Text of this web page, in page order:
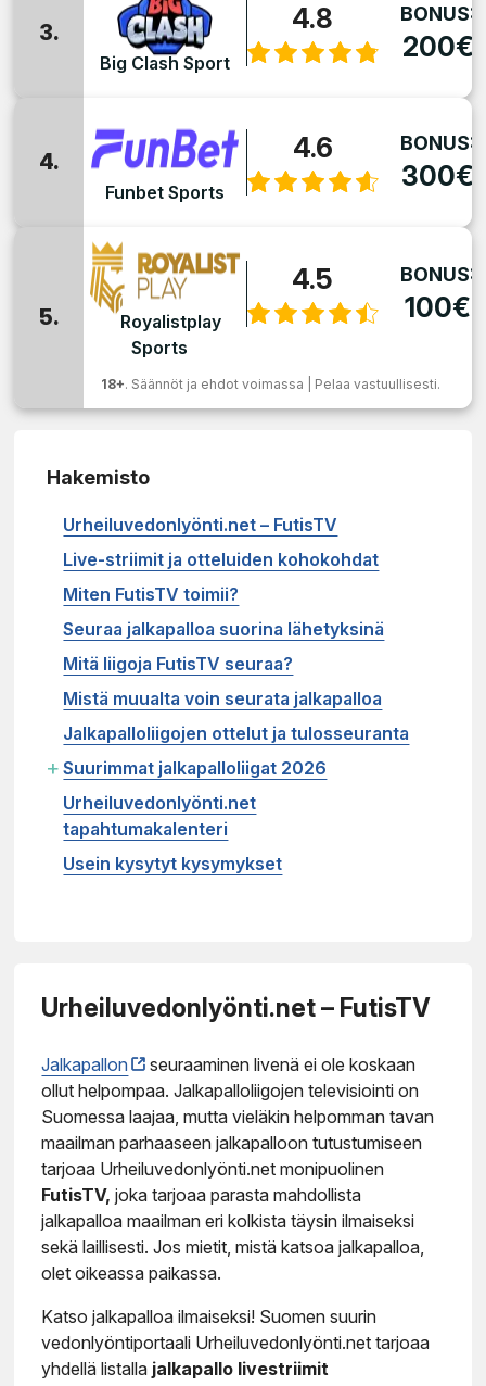
3.
Big Clash Sport
4.8 BONUS:
200€
4.
Funbet Sports
4.6 BONUS:
300€
5.
Royalistplay
Sports
4.5 BONUS:
100€
18+. Säännöt ja ehdot voimassa | Pelaa vastuullisesti.
Hakemisto
Urheiluvedonlyönti.net – FutisTV
Live-striimit ja otteluiden kohokohdat
Miten FutisTV toimii?
Seuraa jalkapalloa suorina lähetyksinä
Mitä liigoja FutisTV seuraa?
Mistä muualta voin seurata jalkapalloa
Jalkapalloliigojen ottelut ja tulosseuranta
+ Suurimmat jalkapalloliigat 2026
Urheiluvedonlyönti.net
tapahtumakalenteri
Usein kysytyt kysymykset
Urheiluvedonlyönti.net – FutisTV
Jalkapallon
seuraaminen livenä ei ole koskaan
ollut helpompaa. Jalkapalloliigojen televisiointi on
Suomessa laajaa, mutta vieläkin helpomman tavan
maailman parhaaseen jalkapalloon tutustumiseen
tarjoaa Urheiluvedonlyönti.net monipuolinen
FutisTV,joka tarjoaa parasta mahdollista
jalkapalloa maailman eri kolkista täysin ilmaiseksi
sekä laillisesti. Jos mietit, mistä katsoa jalkapalloa,
olet oikeassa paikassa.
Katso jalkapalloa ilmaiseksi! Suomen suurin
vedonlyöntiportaali Urheiluvedonlyönti.net tarjoaa
yhdellä listalla jalkapallo livestriimit